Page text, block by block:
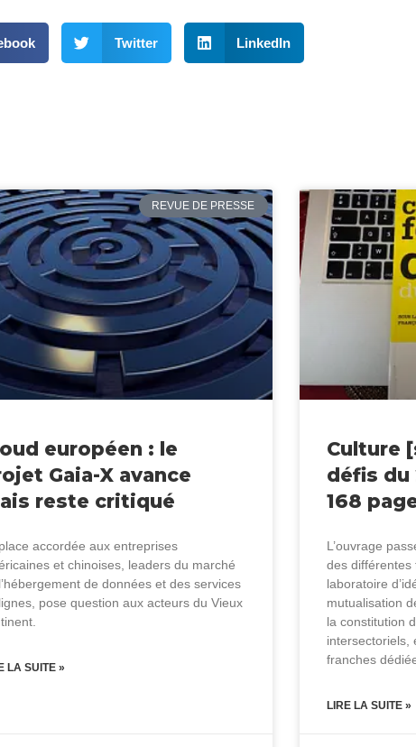
Twitter LinkedIn
REVUE DE PRESSE
européen : le
Gaia-X avance
reste critiqué
accordée aux entreprises
et chinoises, leaders du marché
de données et des services
pose question aux acteurs du Vieux
LA SUITE »
Culture
défis du
168
L’ouvrage
des différentes
laboratoire
mutualisation
la constitution
intersectoriels,
franches
LIRE LA SUITE »